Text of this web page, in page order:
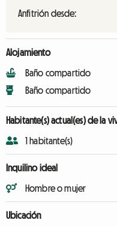
Anfitrión desde:
Alojamiento
Baño compartido
Baño compartido
Habitante(s) actual(es) de la
1 habitante(s)
Inquilino ideal
Hombre o mujer
Ubicación